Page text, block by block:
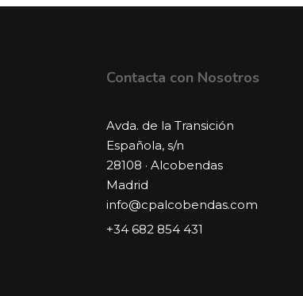
Contacta con Nosotros
Avda. de la Transición
Española, s/n
28108 · Alcobendas
Madrid
info@cpalcobendas.com
+34 682 854 431